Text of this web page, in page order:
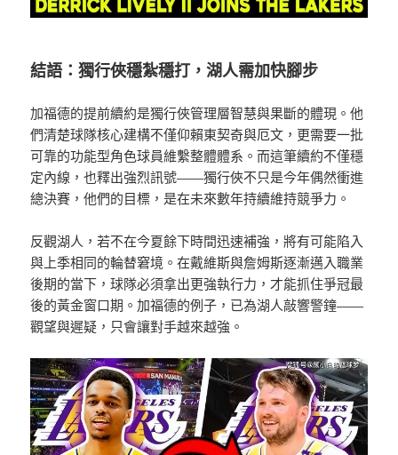
結語：獨行俠穩紮穩打，湖人需加快腳步
加福德的提前續約是獨行俠管理層智慧與果斷的體現。他
們清楚球隊核心建構不僅仰賴東契奇與厄文，更需要一批
可靠的功能型角色球員維繫整體體系。而這筆續約不僅穩
定內線，也釋出強烈訊號——獨行俠不只是今年偶然衝進
總決賽，他們的目標，是在未來數年持續維持競爭力。
反觀湖人，若不在今夏餘下時間迅速補強，將有可能陷入
與上季相同的輪替窘境。在戴維斯與詹姆斯逐漸邁入職業
後期的當下，球隊必須拿出更強執行力，才能抓住爭冠最
後的黃金窗口期。加福德的例子，已為湖人敲響警鐘——
觀望與遲疑，只會讓對手越來越強。